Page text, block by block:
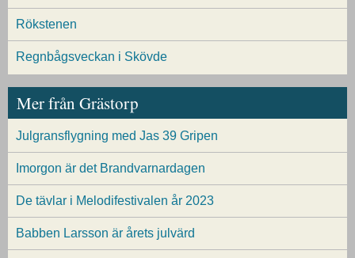
Rökstenen
Regnbågsveckan i Skövde
Mer från Grästorp
Julgransflygning med Jas 39 Gripen
Imorgon är det Brandvarnardagen
De tävlar i Melodifestivalen år 2023
Babben Larsson är årets julvärd